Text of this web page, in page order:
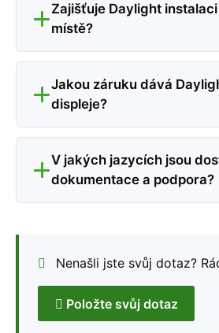
Zajišťuje Daylight
místě?
Jakou záruku dává
displeje?
V jakých jazycích jsou
dokumentace a podpora?
Nenašli jste svůj dotaz?
Položte svůj dotaz